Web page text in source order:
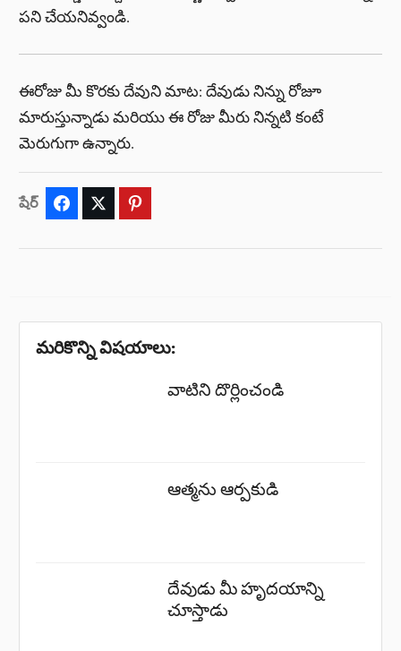
పని చేయనివ్వండి.
ఈరోజు మీ కొరకు దేవుని మాట: దేవుడు నిన్ను రోజూ
మారుస్తున్నాడు మరియు ఈ రోజు మీరు నిన్నటి కంటే
మెరుగుగా ఉన్నారు.
షేర్ Facebook Twitter
మరికొన్ని విషయాలు:
వాటిని దొర్లించండి
ఆత్మను ఆర్పకుడి
దేవుడు మీ హృదయాన్ని
చూస్తాడు